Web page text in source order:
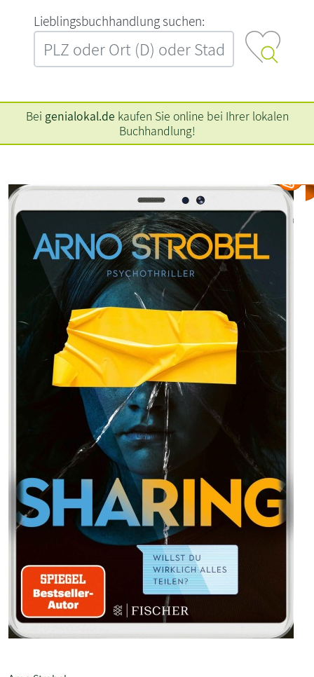
L‍i‍e‍b‍l‍i‍n‍g‍s‍b‍u‍c‍h‍h‍a‍n‍d‍l‍u‍n‍g‍ ‍s‍u‍c‍h‍e‍n‍:‍
Bei genialokal.de kaufen Sie online bei Ihrer lokalen
Buchhandlung!